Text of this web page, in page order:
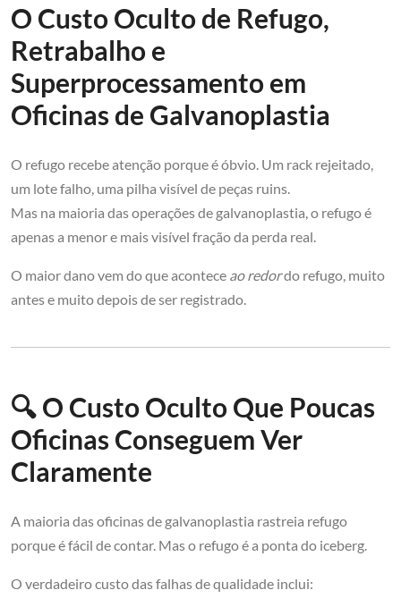
O Custo Oculto de Refugo,
Retrabalho e
Superprocessamento em
Oficinas de Galvanoplastia
O refugo recebe atenção porque é óbvio. Um rack rejeitado,
um lote falho, uma pilha visível de peças ruins.
Mas na maioria das operações de galvanoplastia, o refugo é
apenas a menor e mais visível fração da perda real.
O maior dano vem do que acontece ao redordo refugo, muito
antes e muito depois de ser registrado.
🔍 O Custo Oculto Que Poucas
Oficinas Conseguem Ver
Claramente
A maioria das oficinas de galvanoplastia rastreia refugo
porque é fácil de contar. Mas o refugo é a ponta do iceberg.
O verdadeiro custo das falhas de qualidade inclui: